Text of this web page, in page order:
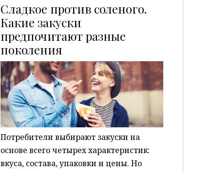
Сладкое против соленого.
Какие закуски
предпочитают разные
поколенияP
Потребители выбирают закуски на
основе всего четырех характеристик:
вкуса, состава, упаковки и цены. Но